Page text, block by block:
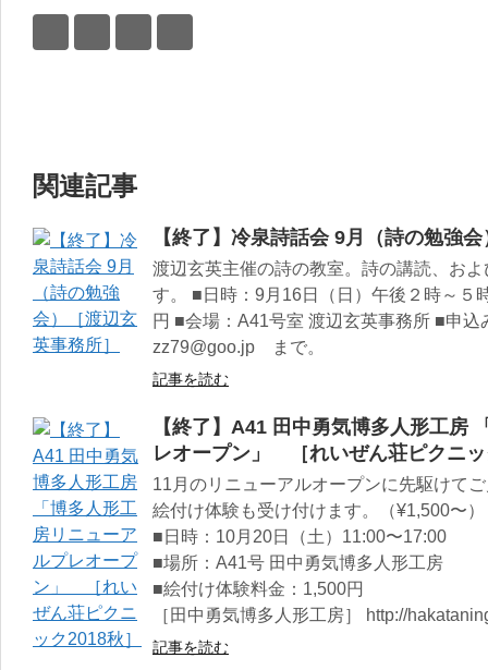
関連記事
【終了】冷泉詩話会 9月（詩の勉強
渡辺玄英主催の詩の教室。詩の講読、お
す。 ■日時：9月16日（日）午後２時～５
円 ■会場：A41号室 渡辺玄英事務所 ■申
zz79@goo.jp まで。
記事を読む
【終了】A41 田中勇気博多人形工房
レオープン」 ［れいぜん荘ピクニ
11月のリニューアルオープンに先駆けて
絵付け体験も受け付けます。（¥1,500〜）
■日時：10月20日（土）11:00〜17:00
■場所：A41号 田中勇気博多人形工房
■絵付け体験料金：1,500円
［田中勇気博多人形工房］ http://
記事を読む